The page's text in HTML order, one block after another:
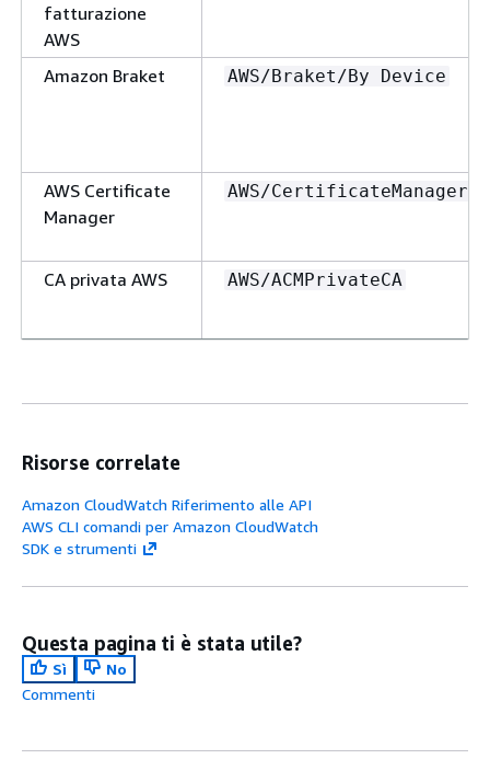
fatturazione
AWS
Amazon Braket AWS/Braket/By Device
AWS Certificate
Manager
AWS/CertificateManager
CA privata AWS AWS/ACMPrivateCA
Amazon Chime AWS/ChimeVoiceConnector
SDK Amazon
Chime
AWS/ChimeSDK
Risorse correlate
Amazon CloudWatch Riferimento alle API
AWS CLI comandi per Amazon CloudWatch
SDK e strumenti
Questa pagina ti è stata utile?
Sì
No
Commenti